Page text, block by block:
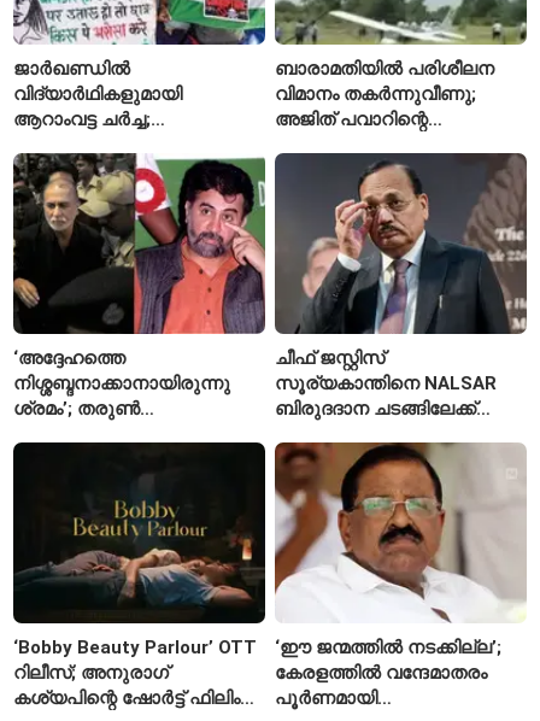
ജാർഖണ്ഡിൽ
വിദ്യാർഥികളുമായി
ആറാംവട്ട ചർച്ച;
ദിവസത്തിലേക്ക്
ബാരാമതിയിൽ പരിശീലന
വിമാനം തകർന്നുവീണു;
അജിത് പവാറിന്റെ
രണ്ടാമത്തെ സംഭവം
‘അദ്ദേഹത്തെ
നിശ്ശബ്ദനാക്കാനായിരുന്നു
ശ്രമം’; തരുണ്‍
കാരണമെന്ന് മകൾ
ചീഫ് ജസ്റ്റിസ്
സൂര്യകാന്തിനെ NALSAR
ബിരുദദാന ചടങ്ങിലേക്ക്
വിദ്യാർഥികളുടെ എതിർപ്പ്
‘Bobby Beauty Parlour’ OTT
റിലീസ്; അനുരാഗ്
കശ്യപിന്റെ ഷോർട്ട് ഫിലിം
‘ഈ ജന്മത്തിൽ നടക്കില്ല’;
കേരളത്തിൽ വന്ദേമാതരം
പൂർണമായി